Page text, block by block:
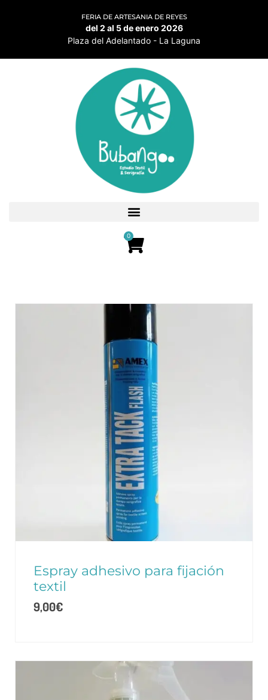
FERIA DE ARTESANIA DE REYES
del 2 al 5 de enero 2026
Plaza del Adelantado - La Laguna
0
Espray adhesivo para fijación
textil
9,00€